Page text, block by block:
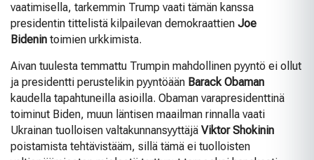
vaatimisella, tarkemmin Trump vaati tämän kanssa
presidentin tittelistä kilpailevan demokraattien Joe
Bidenin toimien urkkimista.
Aivan tuulesta temmattu Trumpin mahdollinen pyyntö ei ollut
ja presidentti perustelikin pyyntöään Barack Obaman
kaudella tapahtuneilla asioilla. Obaman varapresidenttinä
toiminut Biden, muun läntisen maailman rinnalla vaati
Ukrainan tuolloisen valtakunnansyyttäjä Viktor Shokinin
poistamista tehtävistääm, sillä tämä ei tuolloisten